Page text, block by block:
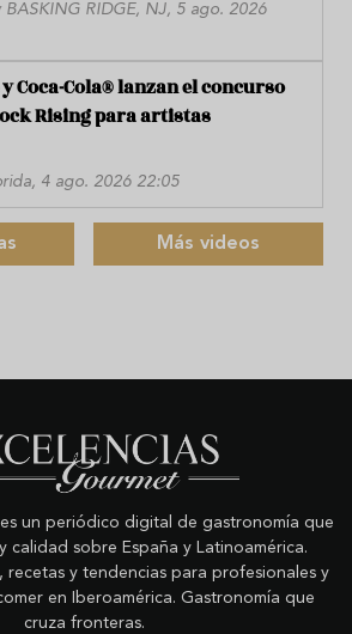
BASKING RIDGE, NJ, 5 ago. 2026
Coca-Cola® lanzan el concurso
Rising para artistas
4 ago. 2026 22:05
Más videos
es un periódico digital de gastronomía que
calidad sobre España y Latinoamérica.
recetas y tendencias para profesionales y
en Iberoamérica. Gastronomía que
cruza fronteras.